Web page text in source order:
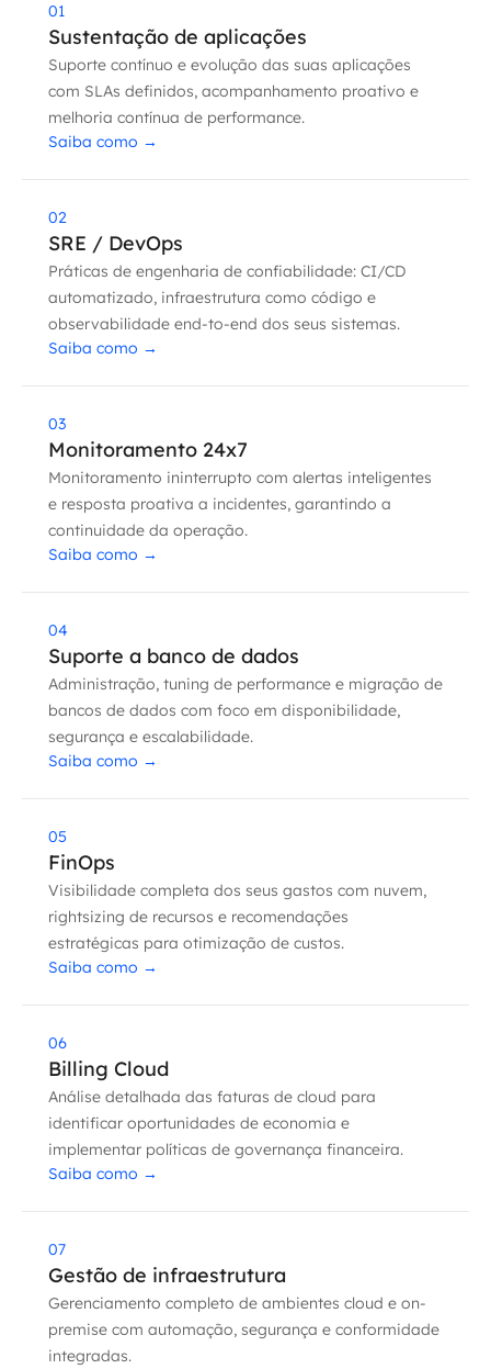
Modernização tecnológica
Arquitetura de soluções
Migração para Cloud
UX / UI design
Sustentar operações com eficiência
Sustentação de aplicações
Monitoramento 24x7
Suporte a banco de dados
FinOps
Gestão de infraestrutura
Escalar com segurança
Pentest
MSS
Consultoria de segurança
Simulação de Phishing
01
Sustentação de aplicações
Suporte contínuo e evolução das suas aplicações
com SLAs definidos, acompanhamento proativo e
melhoria contínua de performance.
Saiba como →
02
SRE / DevOps
Práticas de engenharia de confiabilidade: CI/CD
automatizado, infraestrutura como código e
observabilidade end-to-end dos seus sistemas.
Saiba como →
03
Monitoramento 24x7
Monitoramento ininterrupto com alertas inteligentes
e resposta proativa a incidentes, garantindo a
continuidade da operação.
Saiba como →
04
Suporte a banco de dados
Administração, tuning de performance e migração de
bancos de dados com foco em disponibilidade,
segurança e escalabilidade.
Saiba como →
05
FinOps
Visibilidade completa dos seus gastos com nuvem,
rightsizing de recursos e recomendações
estratégicas para otimização de custos.
Saiba como →
06
Billing Cloud
Análise detalhada das faturas de cloud para
identificar oportunidades de economia e
implementar políticas de governança financeira.
Saiba como →
07
Gestão de infraestrutura
Gerenciamento completo de ambientes cloud e on-
premise com automação, segurança e conformidade
integradas.